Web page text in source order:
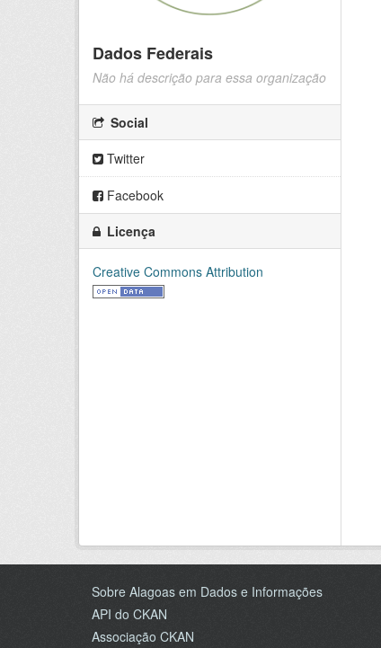
Dados Federais
Não há descrição para essa organização
Social
Twitter
Facebook
Licença
Creative Commons Attribution
Sobre Alagoas em Dados e Informações
API do CKAN
Associação CKAN